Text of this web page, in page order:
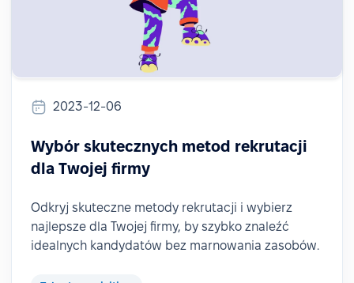
2023-12-06
Wybór skutecznych metod rekrutacji
dla Twojej firmy
Odkryj skuteczne metody rekrutacji i wybierz
najlepsze dla Twojej firmy, by szybko znaleźć
idealnych kandydatów bez marnowania zasobów.